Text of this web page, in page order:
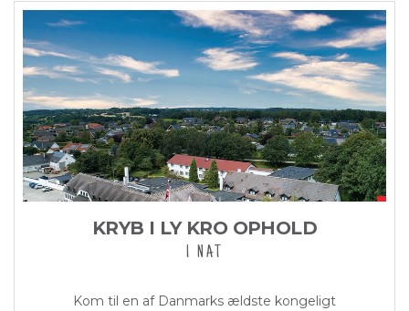
KRYB I LY KRO OPHOLD
1 NAT
Kom til en af Danmarks ældste kongeligt